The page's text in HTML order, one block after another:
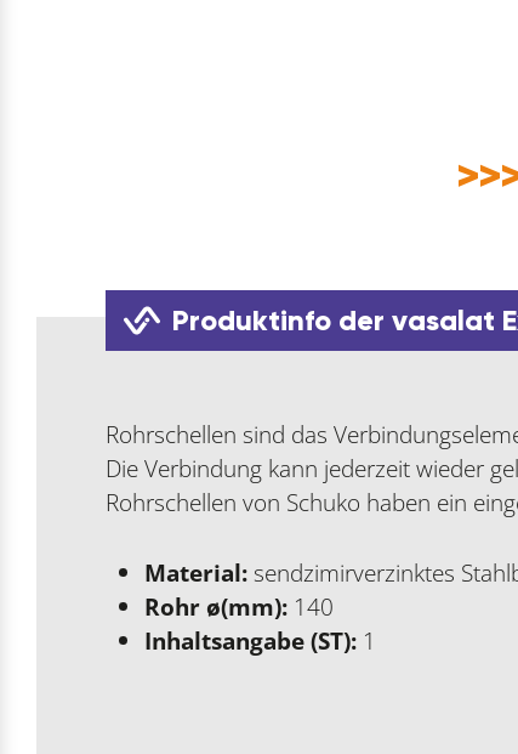
Produktinfo der vasalat
Rohrschellen sind das
Die Verbindung kann jederzeit wieder
Rohrschellen von Schuko haben ein
Material: sendzimirverzinktes
Rohr ø(mm): 140
Inhaltsangabe (ST): 1